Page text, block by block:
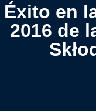
Éxito en
2016 de